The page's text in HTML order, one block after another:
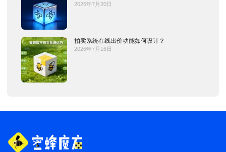
2026年7月20日
拍卖系统在线出价功能如何设计？
2026年7月16日